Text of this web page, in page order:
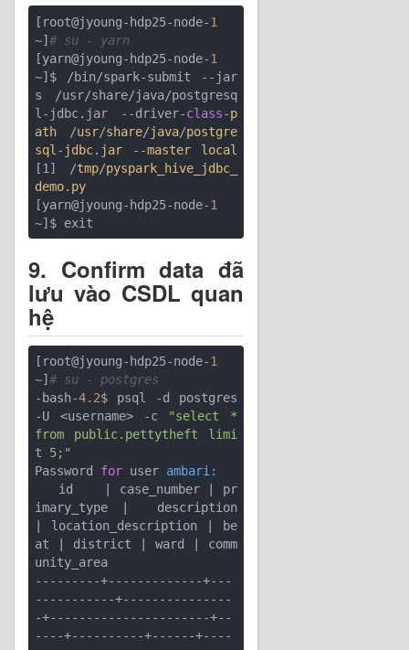
[root@jyoung-hdp25-node-1
~]# su - yarn
[yarn@jyoung-hdp25-node-1
~]$ /bin/spark-submit --jar
s /usr/share/java/postgresq
l-jdbc.jar --driver-class-p
ath /usr/share/java/postgre
sql - jdbc. jar --master
local
[1] /tmp/pyspark_hive_jdbc_
demo. py
[yarn@jyoung-hdp25-node-1
9. Confirm data đã
lưu vào CSDL quan
hệ
[root@jyoung-hdp25-node-1
~]# su - postgres
-bash-4.2$ psql -d postgres
-U <username> -c "select *
from public.pettytheft limi
t 5;"
Password for user ambari:
   id
| case_number |
pr
imary_type
|  description
location_description
| be
at |
district | ward |
comm
unity_area
---------+-------------+---
-----------+---------------
-+----------------------+--
----+----------+------+----